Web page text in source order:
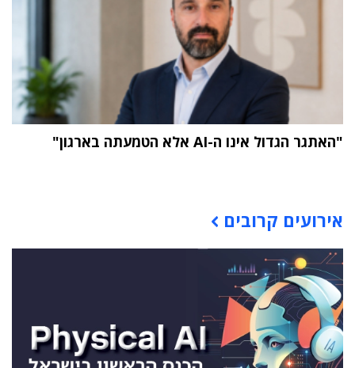
"האתגר הגדול אינו ה-AI אלא הטמעתה בארגון"
אירועים קרובים